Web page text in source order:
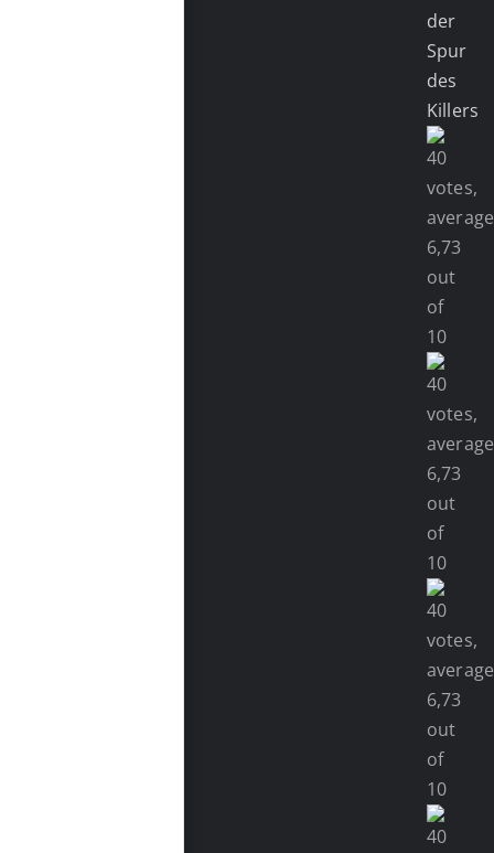
der
Spur
des
Killers